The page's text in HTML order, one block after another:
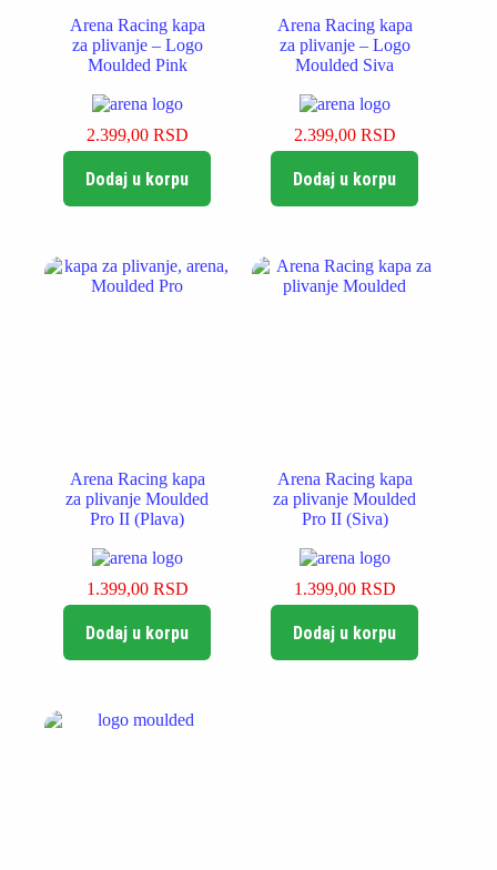
Arena Racing kapa
za plivanje – Logo
Moulded Pink
2.399,00 RSD
Dodaj u korpu
Arena Racing kapa
za plivanje – Logo
Moulded Siva
2.399,00 RSD
Dodaj u korpu
Arena Racing kapa
za plivanje Moulded
Pro II (Plava)
1.399,00 RSD
Dodaj u korpu
Arena Racing kapa
za plivanje Moulded
Pro II (Siva)
1.399,00 RSD
Dodaj u korpu